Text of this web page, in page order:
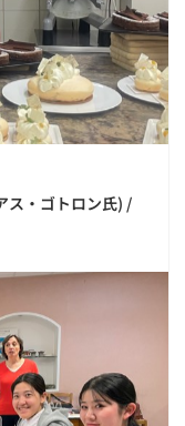
ス・ゴトロン氏) /